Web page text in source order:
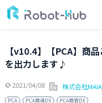
【v10.4】【PCA】商
を出力します♪
2021/04/08 株式会社MAIA
PCA PCA商魂DX PCA商管DX